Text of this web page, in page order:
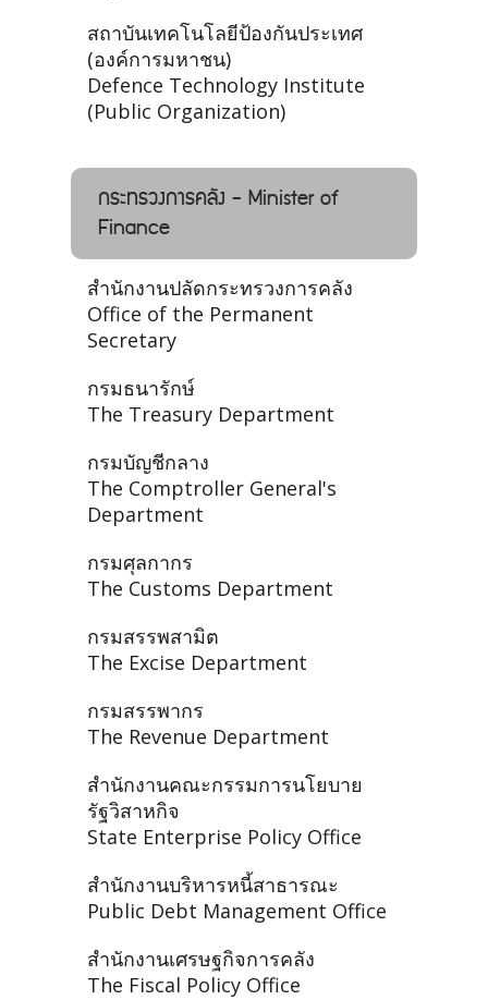
สถาบันเทคโนโลยีป้องกันประเทศ
(องค์การมหาชน)
Defence Technology Institute
(Public Organization)
กระทรวงการคลัง - Minister of
Finance
สำนักงานปลัดกระทรวงการคลัง
Office of the Permanent
Secretary
กรมธนารักษ์
The Treasury Department
กรมบัญชีกลาง
The Comptroller General's
Department
กรมศุลกากร
The Customs Department
กรมสรรพสามิต
The Excise Department
กรมสรรพากร
The Revenue Department
สำนักงานคณะกรรมการนโยบาย
รัฐวิสาหกิจ
State Enterprise Policy Office
สำนักงานบริหารหนี้สาธารณะ
Public Debt Management Office
สำนักงานเศรษฐกิจการคลัง
The Fiscal Policy Office